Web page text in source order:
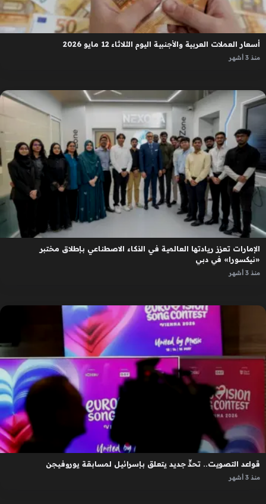
أسعار العملات العربية والأجنبية اليوم الثلاثاء 12 مايو 2026
منذ 3 أشهر
الإمارات تعزز ريادتها العالمية في الذكاء الاصطناعي بإطلاق مختبر
«نيكسورا» في دبي
منذ 3 أشهر
قواعد التصويت.. تحدٍّ جديد يتعلق بإسرائيل لمسابقة يوروفيجن
منذ 3 أشهر